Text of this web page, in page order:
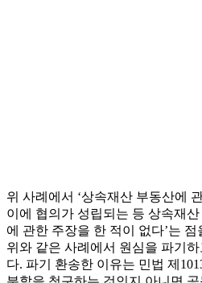
위 사례에서 ‘상속재산 부동산에
이에 협의가 성립되는 등 상속재
에 관한 주장을 한 적이 없다’는
위와 같은 사례에서 원심을 파기
다. 파기 환송한 이유는 민법 제